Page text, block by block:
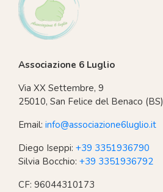
Associazione 6 Luglio
Via XX Settembre, 9
25010, San Felice del Benaco (BS)
Email: info@associazione6luglio.it
Diego Iseppi: +39 3351936790
Silvia Bocchio: +39 3351936792
CF: 96044310173